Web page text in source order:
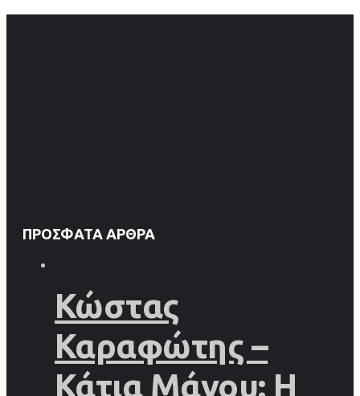
ΠΡΌΣΦΑΤΑ ΆΡΘΡΑ
Κώστας
Καραφώτης –
Κάτια Μάνου: Η